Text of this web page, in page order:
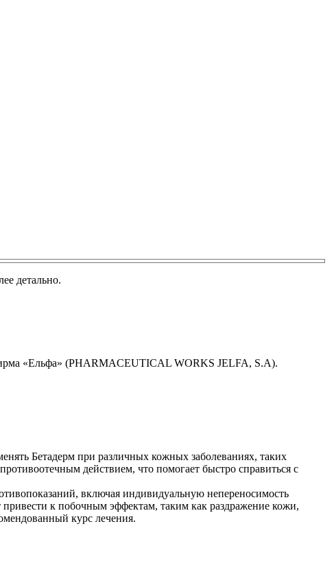
детально.
«Ельфа» (PHARMACEUTICAL WORKS JELFA, S.A).
Бетадерм при различных кожных заболеваниях, таких
действием, что помогает быстро справиться с
включая индивидуальную непереносимость
к побочным эффектам, таким как раздражение кожи,
курс лечения.